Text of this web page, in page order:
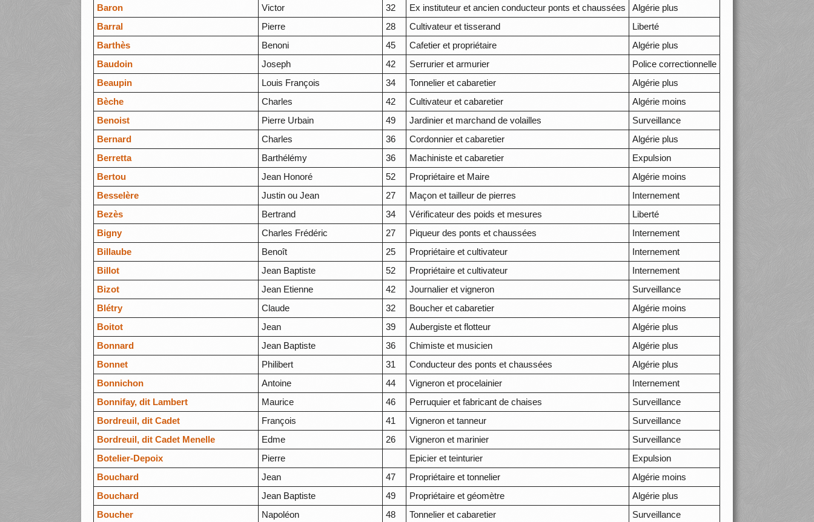
Baron
Victor 32 Ex instituteur et ancien conducteur ponts et chaussées
Algérie plus
Barral
Pierre 28 Cultivateur et tisserand
Liberté
Barthès
Benoni 45 Cafetier et propriétaire
Algérie plus
Baudoin
Joseph 42 Serrurier et armurier
Police correctionnelle
Beaupin
Louis François 34 Tonnelier et cabaretier
Algérie plus
Bèche
Charles 42 Cultivateur et cabaretier
Algérie moins
Benoist
Pierre Urbain 49 Jardinier et marchand de volailles
Surveillance
Bernard
Charles 36 Cordonnier et cabaretier
Algérie plus
Berretta
Barthélémy 36 Machiniste et cabaretier
Expulsion
Bertou
Jean Honoré 52 Propriétaire et Maire
Algérie moins
Besselère
Justin ou Jean 27 Maçon et tailleur de pierres
Internement
Bezès
Bertrand 34 Vérificateur des poids et mesures
Liberté
Bigny
Charles Frédéric 27 Piqueur des ponts et chaussées
Internement
Billaube
Benoît 25 Propriétaire et cultivateur
Internement
Billot
Jean Baptiste 52 Propriétaire et cultivateur
Internement
Bizot
Jean Etienne 42 Journalier et vigneron
Surveillance
Blétry
Claude 32 Boucher et cabaretier
Algérie moins
Boitot
Jean 39 Aubergiste et flotteur
Algérie plus
Bonnard
Jean Baptiste 36 Chimiste et musicien
Algérie plus
Bonnet
Philibert 31 Conducteur des ponts et chaussées
Algérie plus
Bonnichon
Antoine 44 Vigneron et procelainier
Internement
Bonnifay, dit Lambert
Maurice 46 Perruquier et fabricant de chaises
Surveillance
Bordreuil, dit Cadet
François 41 Vigneron et tanneur
Surveillance
Bordreuil, dit Cadet Menelle
Edme 26 Vigneron et marinier
Surveillance
Botelier-Depoix
Pierre Epicier et teinturier
Expulsion
Bouchard
Jean 47 Propriétaire et tonnelier
Algérie moins
Bouchard
Jean Baptiste 49 Propriétaire et géomètre
Algérie plus
Boucher
Napoléon 48 Tonnelier et cabaretier
Surveillance